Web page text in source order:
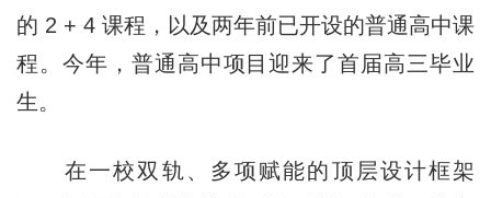
的 2 + 4 课程，以及两年前已开设的普通高中课
程。今年，普通高中项目迎来了首届高三毕业
生。
在一校双轨、多项赋能的顶层设计框架